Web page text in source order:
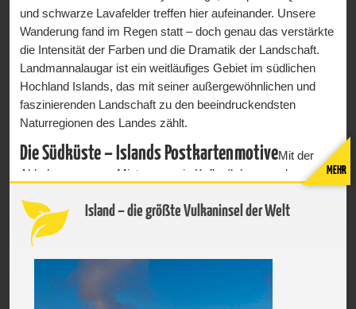
und schwarze Lavafelder treffen hier aufeinander. Unsere
Wanderung fand im Regen statt – doch genau das verstärkte
die Intensität der Farben und die Dramatik der Landschaft.
Landmannalaugar ist ein weitläufiges Gebiet im südlichen
Hochland Islands, das mit seiner außergewöhnlichen und
faszinierenden Landschaft zu den beeindruckendsten
Naturregionen des Landes zählt.
Die Südküste – Islands PostkartenmotiveMit der
Abholung unseres Mietwagens in Keflavík begann der
absolut essenziell – nicht wegen der Straßenverhältnisse –
diese waren für Oktober überraschend sommerlich, sondern
auch für die Flexibilität.Das erste Highlight: Seljalandsfoss.
Sein Wasserfallvorhang lässt sich auf einem Weg sogar
komplett umrunden – man steht buchstäblich hinter dem
fallenden Wasser und taucht in ein unvergessliches
MEHR
Island – die größte Vulkaninsel der Welt